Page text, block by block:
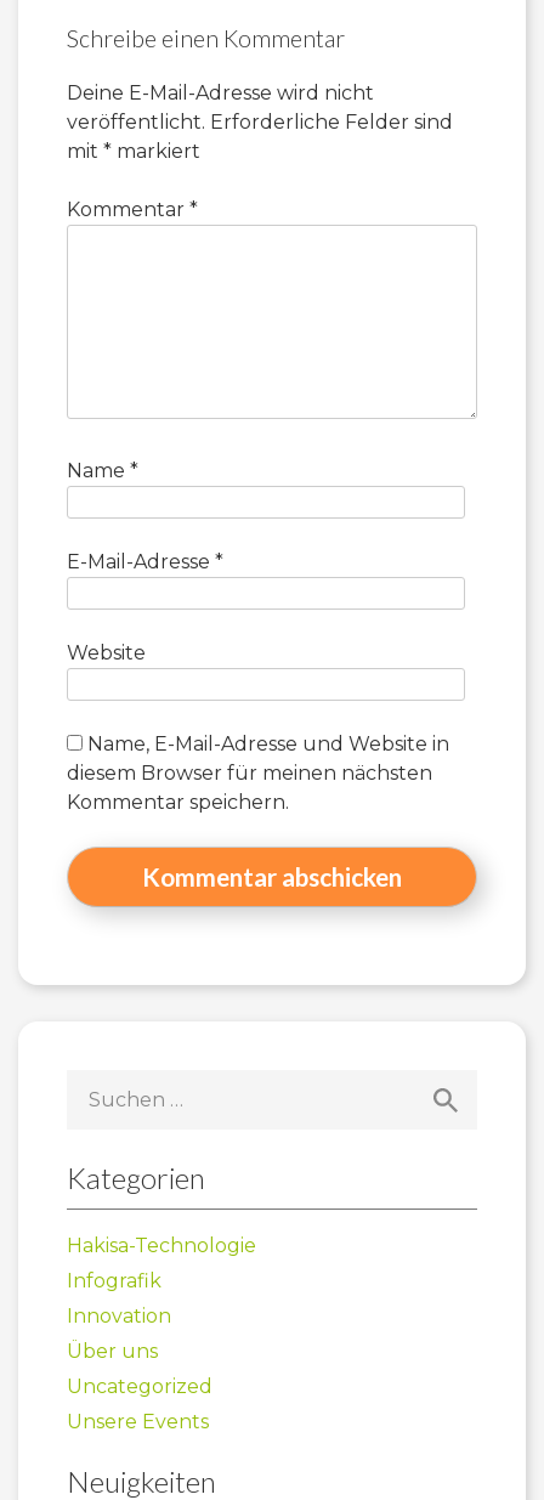
Schreibe einen Kommentar
Deine E-Mail-Adresse wird nicht
veröffentlicht. Erforderliche Felder sind
mit * markiert
Kommentar *
Name *
E-Mail-Adresse *
Website
Name, E-Mail-Adresse und Website in
diesem Browser für meinen nächsten
Kommentar speichern.
nach:
Kategorien
Hakisa-Technologie
Infografik
Innovation
Über uns
Uncategorized
Unsere Events
Neuigkeiten